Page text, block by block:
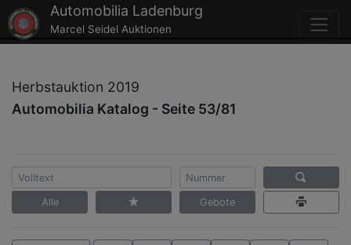
Automobilia Ladenburg
Marcel Seidel Auktionen
Herbstauktion 2019
Automobilia Katalog - Seite 53/81
Alle Gebote